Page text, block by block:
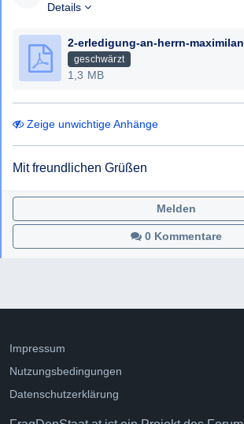
Details
geschwärzt
1,3 MB
Zeige unwichtige Anhänge
Mit freundlichen Grüßen
0 Kommentare
Melden
Impressum
Nutzungsbedingungen
Datenschutzerklärung